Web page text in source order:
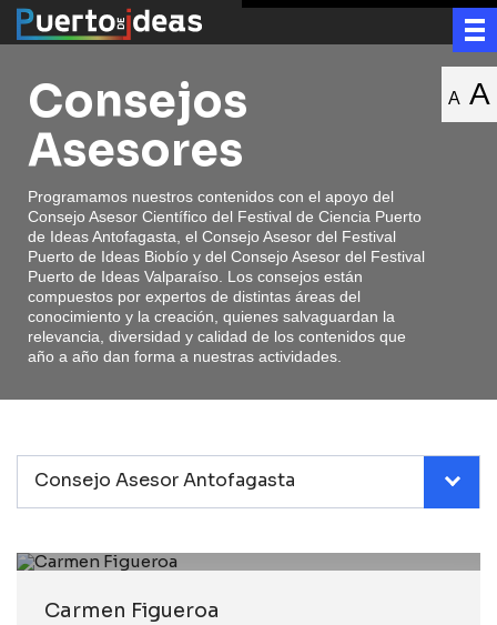
A A
Consejos
Asesores
Programamos nuestros contenidos con el apoyo del
Consejo Asesor Científico del Festival de Ciencia Puerto
de Ideas Antofagasta, el Consejo Asesor del Festival
Puerto de Ideas Biobío y del Consejo Asesor del Festival
Puerto de Ideas Valparaíso. Los consejos están
compuestos por expertos de distintas áreas del
conocimiento y la creación, quienes salvaguardan la
relevancia, diversidad y calidad de los contenidos que
año a año dan forma a nuestras actividades.
Consejo Asesor Antofagasta
Carmen Figueroa